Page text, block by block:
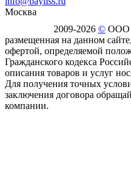
Москва
2009-2026 © ООО
размещенная на данном
офертой, определяемой
Гражданского кодекса
описания товаров и услуг
Для получения точных
заключения договора
компании.